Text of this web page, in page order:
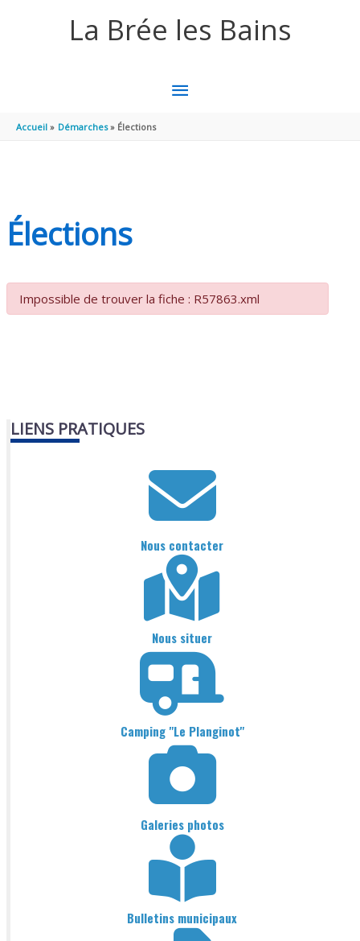
La Brée les Bains
MENU
Accueil Démarches Élections
Élections
Impossible de trouver la fiche : R57863.xml
LIENS PRATIQUES
Nous contacter
Nous situer
Camping "Le Planginot"
Galeries photos
Bulletins municipaux